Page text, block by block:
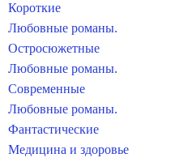
Короткие
Любовные романы.
Остросюжетные
Любовные романы.
Современные
Любовные романы.
Фантастические
Медицина и здоровье